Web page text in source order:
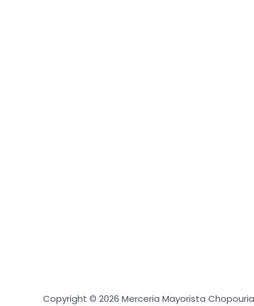
Copyright © 2026 Merceria Mayorista